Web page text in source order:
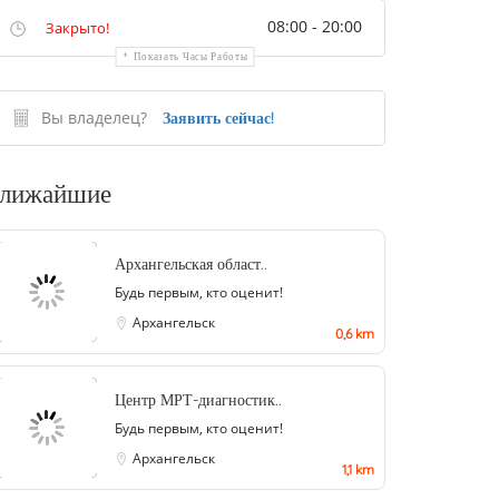
Закрыто! 08:00 - 20:00
Показать Часы Работы
Вы владелец? Заявить сейчас!
Архангельская област..
Будь первым, кто оценит!
Архангельск
0,6 km
Центр МРТ-диагностик..
Будь первым, кто оценит!
Архангельск
1,1 km